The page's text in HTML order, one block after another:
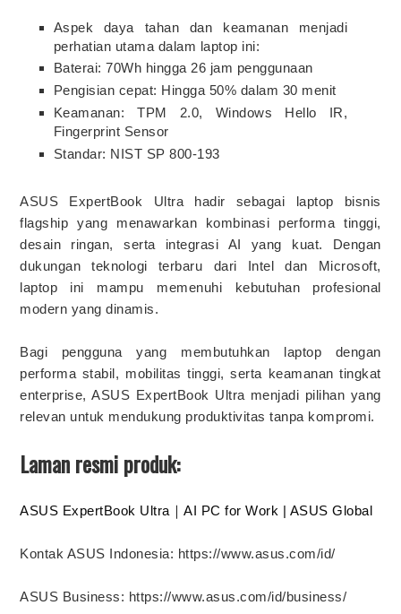
Aspek daya tahan dan keamanan menjadi
perhatian utama dalam laptop ini:
Baterai: 70Wh hingga 26 jam penggunaan
Pengisian cepat: Hingga 50% dalam 30 menit
Keamanan: TPM 2.0, Windows Hello IR,
Fingerprint Sensor
Standar: NIST SP 800-193
ASUS ExpertBook Ultra hadir sebagai laptop bisnis
flagship yang menawarkan kombinasi performa tinggi,
desain ringan, serta integrasi AI yang kuat. Dengan
dukungan teknologi terbaru dari Intel dan Microsoft,
laptop ini mampu memenuhi kebutuhan profesional
modern yang dinamis.
Bagi pengguna yang membutuhkan laptop dengan
performa stabil, mobilitas tinggi, serta keamanan tingkat
enterprise, ASUS ExpertBook Ultra menjadi pilihan yang
relevan untuk mendukung produktivitas tanpa kompromi.
Laman resmi produk:
ASUS ExpertBook Ultra｜AI PC for Work | ASUS Global
Kontak ASUS Indonesia: https://www.asus.com/id/
ASUS Business: https://www.asus.com/id/business/